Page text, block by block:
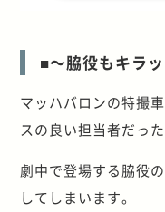
■～脇役もキラ
マッハバロンの特撮
スの良い担当者だっ
劇中で登場する脇役
してしまいます。